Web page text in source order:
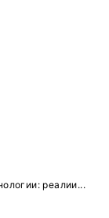
реалии...